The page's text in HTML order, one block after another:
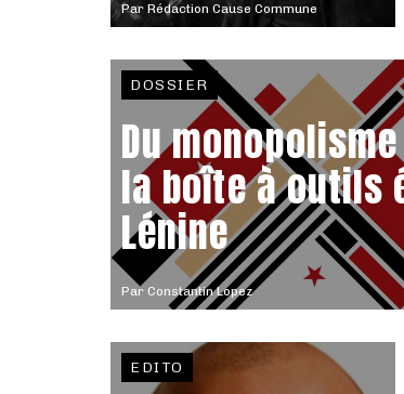
Par Rédaction Cause Commune
Par Constantin Lopez
DOSSIER
Du
la boîte à outils
Lénine
EDITO